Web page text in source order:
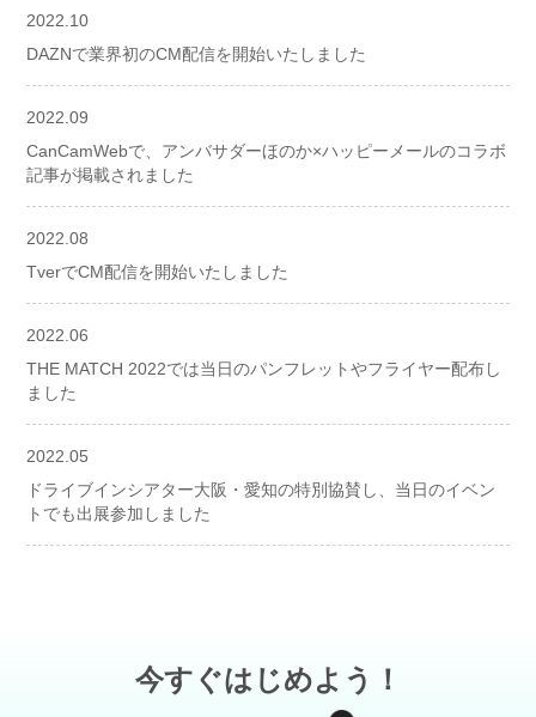
2022.10
DAZNで業界初のCM配信を開始いたしました
2022.09
CanCamWebで、アンバサダーほのか×ハッピーメールのコラボ
記事が掲載されました
2022.08
TverでCM配信を開始いたしました
2022.06
THE MATCH 2022では当日のパンフレットやフライヤー配布し
ました
2022.05
ドライブインシアター大阪・愛知の特別協賛し、当日のイベン
トでも出展参加しました
今すぐはじめよう！